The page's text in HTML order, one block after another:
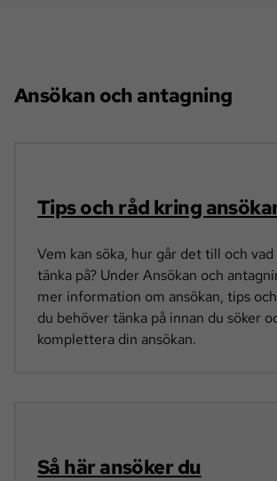
Ansökan och antagning
Tips och råd kring
Vem kan söka, hur går det till och
tänka på? Under Ansökan och
mer information om ansökan, tips
du behöver tänka på innan du söker
komplettera din ansökan.
Så här ansöker du